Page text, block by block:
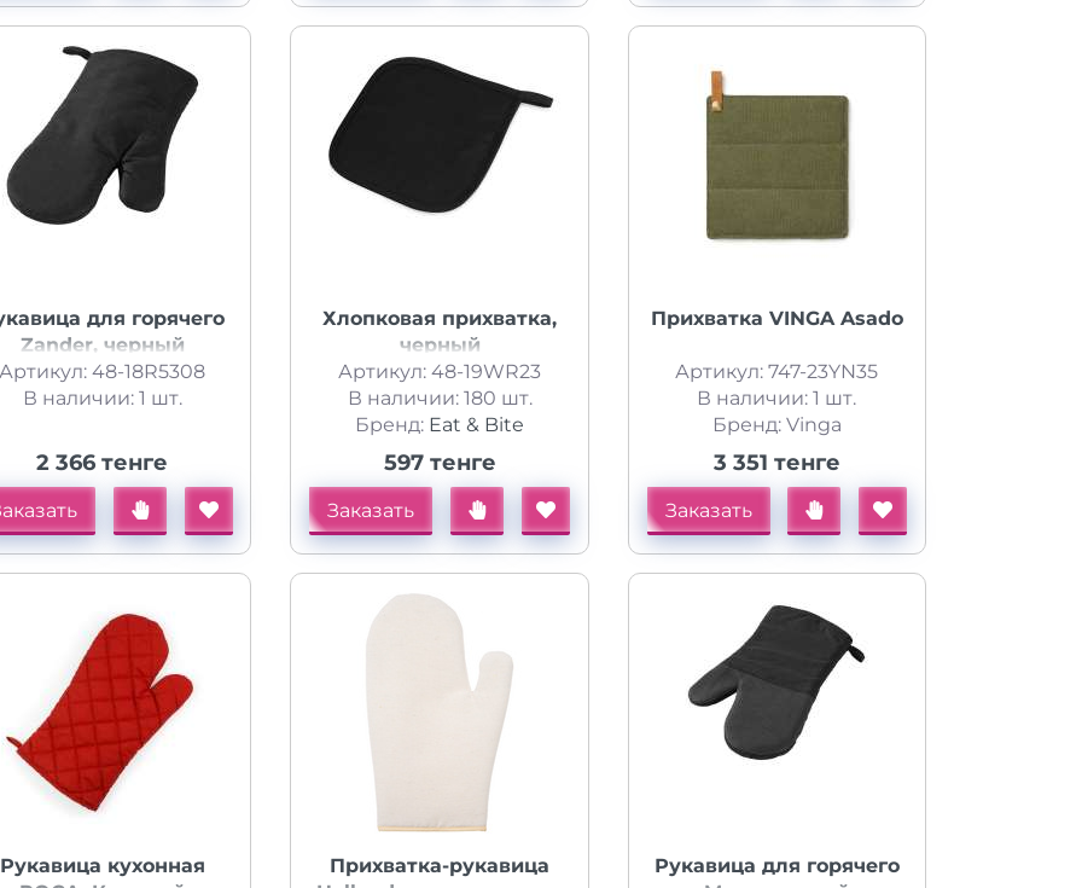
для горячего
Zander, черный
Артикул: 48-18R5308
В наличии: 1 шт.
2 366 тенге
Хлопковая прихватка,
черный
Артикул: 48-19WR23
В наличии: 180 шт.
Бренд: Eat & Bite
597 тенге
Заказать
Прихватка VINGA Asado
Артикул: 747-23YN35
В наличии: 1 шт.
Бренд: Vinga
3 351 тенге
Заказать
Рукавица кухонная
Прихватка-рукавица
Рукавица для горячего